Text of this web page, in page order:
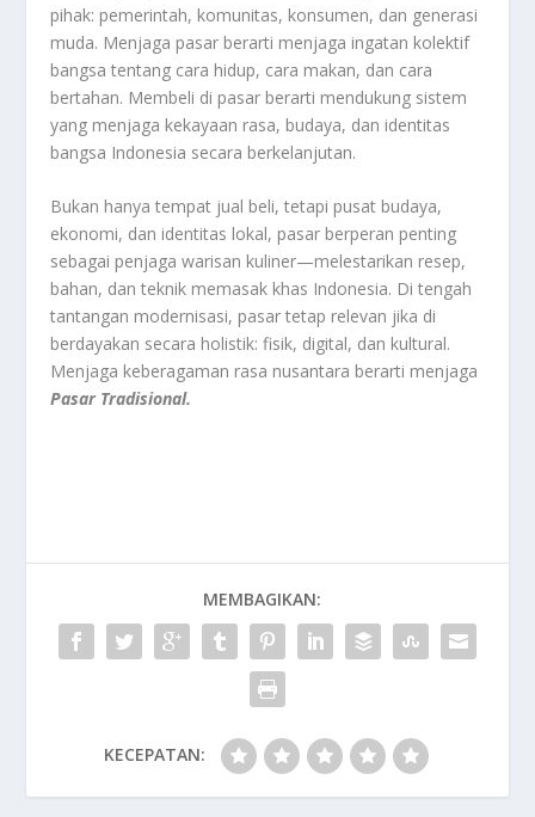
pihak: pemerintah, komunitas, konsumen, dan generasi
muda. Menjaga pasar berarti menjaga ingatan kolektif
bangsa tentang cara hidup, cara makan, dan cara
bertahan. Membeli di pasar berarti mendukung sistem
yang menjaga kekayaan rasa, budaya, dan identitas
bangsa Indonesia secara berkelanjutan.
Bukan hanya tempat jual beli, tetapi pusat budaya,
ekonomi, dan identitas lokal, pasar berperan penting
sebagai penjaga warisan kuliner—melestarikan resep,
bahan, dan teknik memasak khas Indonesia. Di tengah
tantangan modernisasi, pasar tetap relevan jika di
berdayakan secara holistik: fisik, digital, dan kultural.
Menjaga keberagaman rasa nusantara berarti menjaga
Pasar Tradisional.
MEMBAGIKAN:
KECEPATAN: